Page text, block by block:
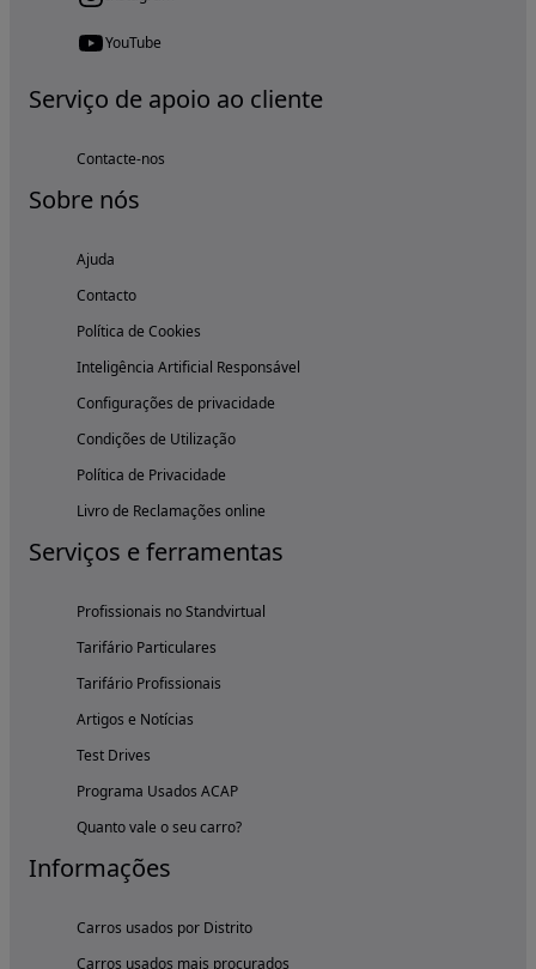
YouTube
Serviço de apoio ao cliente
Contacte-nos
Sobre nós
Ajuda
Contacto
Política de Cookies
Inteligência Artificial Responsável
Configurações de privacidade
Condições de Utilização
Política de Privacidade
Livro de Reclamações online
Serviços e ferramentas
Profissionais no Standvirtual
Tarifário Particulares
Tarifário Profissionais
Artigos e Notícias
Test Drives
Programa Usados ACAP
Quanto vale o seu carro?
Informações
Carros usados por Distrito
Carros usados mais procurados